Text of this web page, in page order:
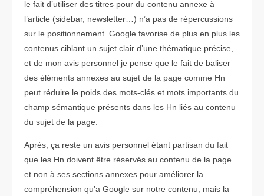
le fait d’utiliser des titres pour du contenu annexe à
l’article (sidebar, newsletter…) n’a pas de répercussions
sur le positionnement. Google favorise de plus en plus les
contenus ciblant un sujet clair d’une thématique précise,
et de mon avis personnel je pense que le fait de baliser
des éléments annexes au sujet de la page comme Hn
peut réduire le poids des mots-clés et mots importants du
champ sémantique présents dans les Hn liés au contenu
du sujet de la page.
Après, ça reste un avis personnel étant partisan du fait
que les Hn doivent être réservés au contenu de la page
et non à ses sections annexes pour améliorer la
compréhension qu’a Google sur notre contenu, mais la